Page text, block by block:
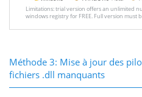
Limitations: trial version offers an unlimited
windows registry for FREE. Full version must
Méthode 3: Mise à jour des
fichiers .dll manquants